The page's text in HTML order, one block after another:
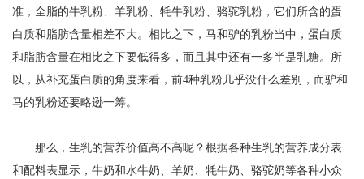
准，全脂的牛乳粉、羊乳粉、牦牛乳粉、骆驼乳粉，它们所含的蛋
白质和脂肪含量相差不大。相比之下，马和驴的乳粉当中，蛋白质
和脂肪含量在相比之下要低得多，而且其中还有一多半是乳糖。所
以，从补充蛋白质的角度来看，前4种乳粉几乎没什么差别，而驴和
马的乳粉还要略逊一筹。
那么，生乳的营养价值高不高呢？根据各种生乳的营养成分表
和配料表显示，牛奶和水牛奶、羊奶、牦牛奶、骆驼奶等各种小众